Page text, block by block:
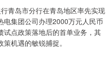
青岛市分行在青岛地区率先实现
集团公司办理2000万元人民币
试点政策落地后的首单业务，其
机遇的敏锐捕捉。